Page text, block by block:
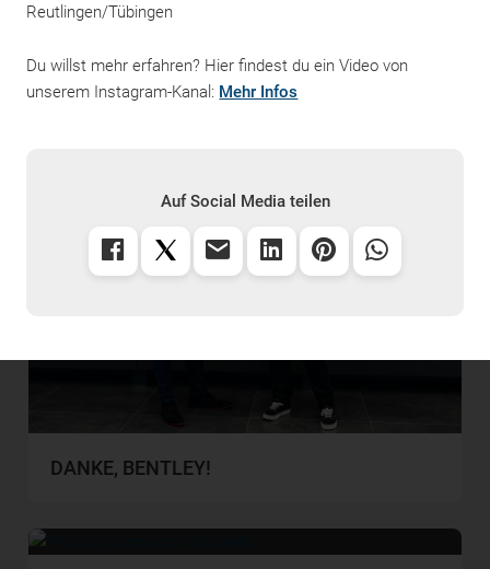
Wir suchen DICH! Werde Teil des Teams.
DANKE, BENTLEY!
Reutlingen/Tübingen
Du willst mehr erfahren? Hier findest du ein Video von
unserem Instagram-Kanal: Mehr Infos
Auf Social Media teilen